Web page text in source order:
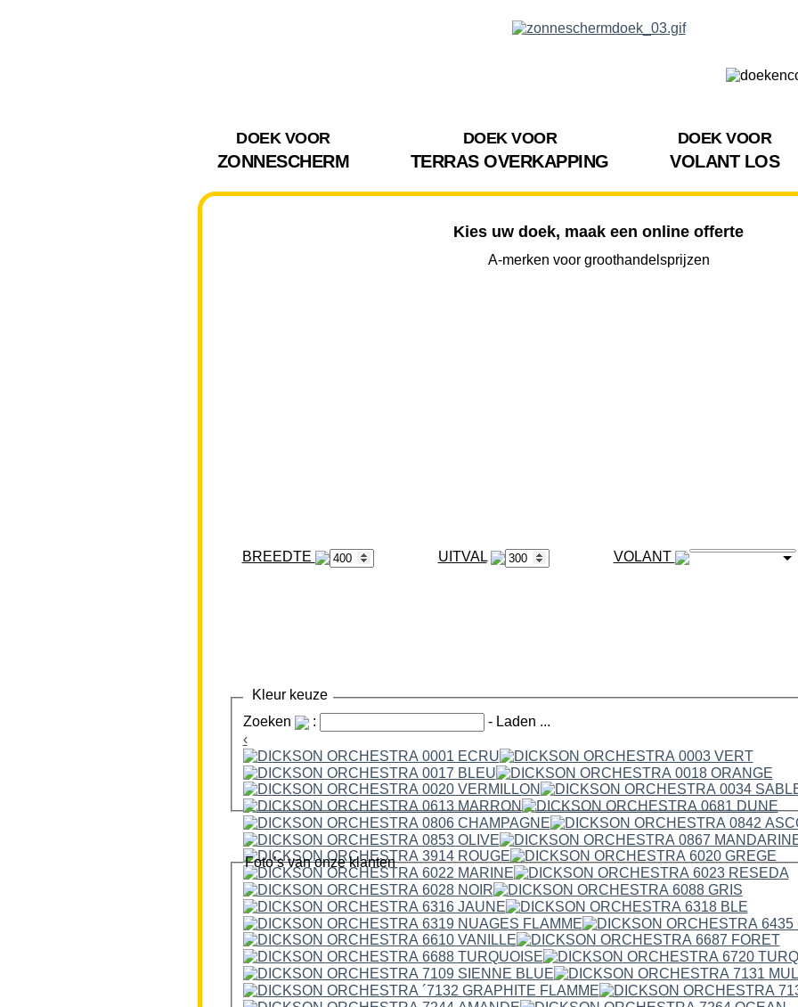
DOEK VOOR
ZONNESCHERM
DOEK VOOR
TERRAS OVERKAPPING
DOEK VOOR
VOLANT LOS
Kies uw doek, maak een online offerte
A-merken voor groothandelsprijzen
BREEDTE VOLANT
Kleur keuze
Zoeken
: - Laden ...
‹
Foto’s van onze klanten